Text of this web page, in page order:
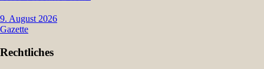
9. August 2026
Gazette
Rechtliches